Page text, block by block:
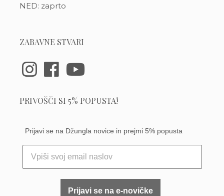
NED: zaprto
ZABAVNE STVARI
PRIVOŠČI SI 5% POPUSTA!
Prijavi se na Džungla novice in prejmi 5% popusta
Prijavi se na e-novičke